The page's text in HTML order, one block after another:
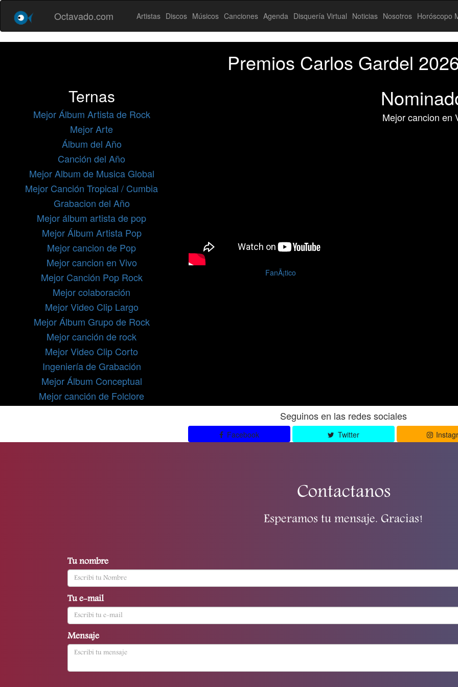
Octavado.com Artistas Discos Músicos Canciones Agenda Disquería Virtual Noticias Nosotros Horóscopo
Premios Carlos Gardel
Ternas
Mejor Álbum Artista de Rock
Mejor Arte
Álbum del Año
Canción del Año
Mejor Album de Musica Global
Mejor Canción Tropical / Cumbia
Grabacion del Año
Mejor álbum artista de pop
Mejor Álbum Artista Pop
Mejor cancion de Pop
Mejor cancion en Vivo
Mejor Canción Pop Rock
Mejor colaboración
Mejor Video Clip Largo
Mejor Álbum Grupo de Rock
Mejor canción de rock
Mejor Video Clip Corto
Ingeniería de Grabación
Mejor Álbum Conceptual
Mejor canción de Folclore
Mejor cancion en
FanÃ¡tico
Seguinos en las redes sociales
Facebook Twitter
Contactanos
Esperamos tu mensaje. Gracias!
Tu nombre
Tu e-mail
Mensaje